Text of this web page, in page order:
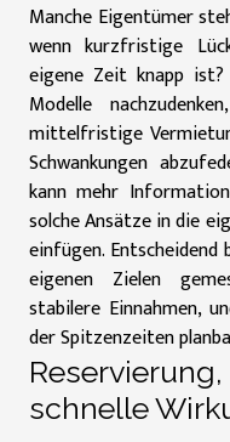
Manche Eigentümer
wenn kurzfristige
eigene Zeit knapp
Modelle
mittelfristige
Schwankungen
kannmehr
solche Ansätze in die
einfügen. Entscheidend
eigenen Zielen
stabilere Einnahmen,
der Spitzenzeiten
schnelle